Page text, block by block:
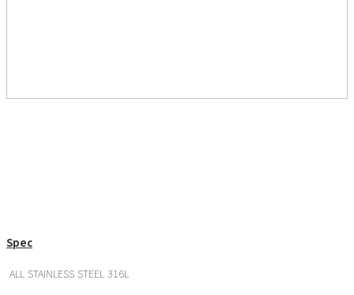
Spec
ALL STAINLESS STEEL 316L